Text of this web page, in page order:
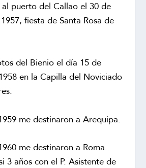
puerto del Callao el 30 de
fiesta de Santa Rosa de
del Bienio el día 15 de
en la Capilla del Noviciado
me destinaron a Arequipa.
me destinaron a Roma.
3 años con el P. Asistente de